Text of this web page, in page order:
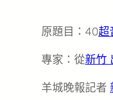
原題目：40超
專家：從新竹
羊城晚報記者